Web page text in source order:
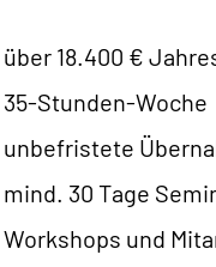
über 18.400 €
35-Stunden-Woche
unbefristete
mind. 30 Tage
Workshops und